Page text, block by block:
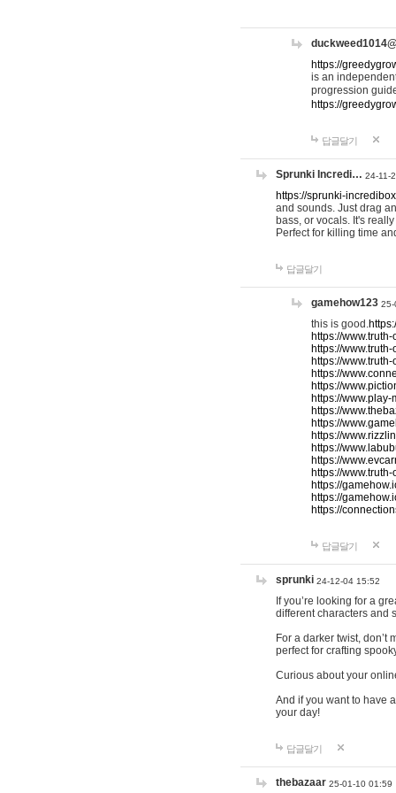
https://
is an
progression
https://
답글달기
Sprunki Incredi… 24-11-
https://sprunki-
and sounds. Just drag
bass, or vocals. It's
Perfect for killing time
답글달기
gamehow123 25-
this is good.
https://
https://
https://
https://
https://
https://
https://
https://
https://
https://
https://
https://
https://
https://
https://
답글달기
sprunki 24-12-04 15:52
If you’re looking for a
different characters and
For a darker twist, don’t
perfect for crafting
Curious about your
And if you want to have
your day!
답글달기
thebazaar 25-01-10 01:59